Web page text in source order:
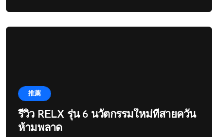
推薦
รีวิว RELX รุ่น 6 นวัตกรรมใหม่ที่สายควัน
ห้ามพลาด